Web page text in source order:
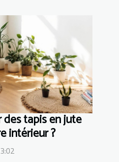
tapis en jute
intérieur ?